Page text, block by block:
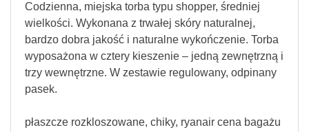
Codzienna, miejska torba typu shopper, średniej
wielkości. Wykonana z trwałej skóry naturalnej,
bardzo dobra jakość i naturalne wykończenie. Torba
wyposażona w cztery kieszenie – jedną zewnętrzną i
trzy wewnętrzne. W zestawie regulowany, odpinany
pasek.
płaszcze rozkloszowane, chiky, ryanair cena bagażu